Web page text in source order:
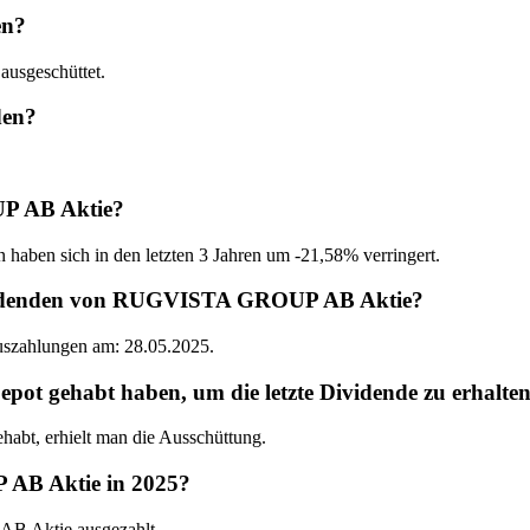
AB Aktie?
sich in den letzten 3 Jahren um -21,58% verringert.
von RUGVISTA GROUP AB Aktie?
am: 28.05.2025.
gehabt haben, um die letzte Dividende zu
erhielt man die Ausschüttung.
AB Aktie in 2025?